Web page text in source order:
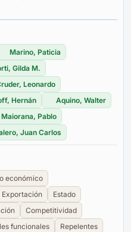
Marino, Paticia
Gilda M.
Leonardo
Hernán
Aquino, Walter
Maiorana, Pablo
Juan Carlos
económico
Exportación
Estado
Competitividad
funcionales Repelentes